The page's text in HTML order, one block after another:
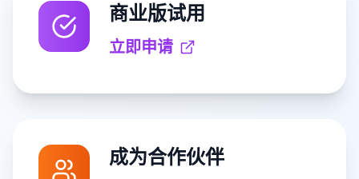
商业版试用
立即申请
成为合作伙伴